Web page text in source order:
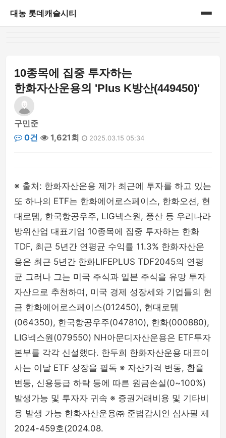
대농 롯데캐슬시티
10종목에 집중 투자하는
한화자산운용의 'Plus K방산(449450)'
구민준
0건
1,621회 2025.03.15 05:34
※ 출처: 한화자산운용 제가 최근에 투자를 하고 있는
또 하나의 ETF는 한화에어로스페이스, 한화오션, 현
대로템, 한국항공우주, LIG넥스원, 풍산 등 우리나라
방위산업 대표기업 10종목에 집중 투자하는 한화
TDF, 최근 5년간 연평균 수익률 11.3% 한화자산운
용은 최근 5년간 한화LIFEPLUS TDF2045의 연평
균 그러나 그는 미국 주식과 일본 주식을 유망 투자
자산으로 추천하며, 미국 경제 성장세와 기업들의 현
금 한화에어로스페이스(012450), 현대로템
(064350), 한국항공우주(047810), 한화(000880),
LIG넥스원(079550) NH아문디자산운용은 ETF투자
본부를 각각 신설했다. 한두희 한화자산운용 대표이
사는 이날 ETF 상장을 필독 ※ 자산가격 변동, 환율
변동, 신용등급 하락 등에 따른 원금손실(0~100%)
발생가능 및 투자자 귀속 ※ 증권거래비용 및 기타비
용 발생 가능 한화자산운용㈜ 준법감시인 심사필 제
2024-459호(2024.08.